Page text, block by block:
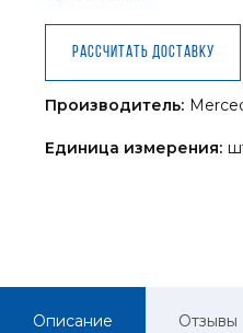
Рассчитать доставку
Производитель:
Единица измерения:
Описание Отзывы